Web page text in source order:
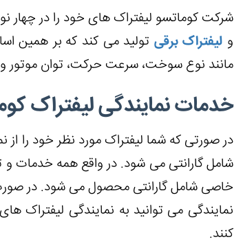
شرکت کوماتسو لیفتراک های خود را در چهار
و لیفتراک برقی تولید می کند که بر همین
مانند نوع سوخت، سرعت حرکت، توان موتور
خدمات نمایندگی لیفتراک
در صورتی که شما لیفتراک مورد نظر خود را
شامل گارانتی می شود. در واقع همه خدمات و
خاصی شامل گارانتی محصول می شود. در
نمایندگی می توانید به نمایندگی لیفتراک
کنند.